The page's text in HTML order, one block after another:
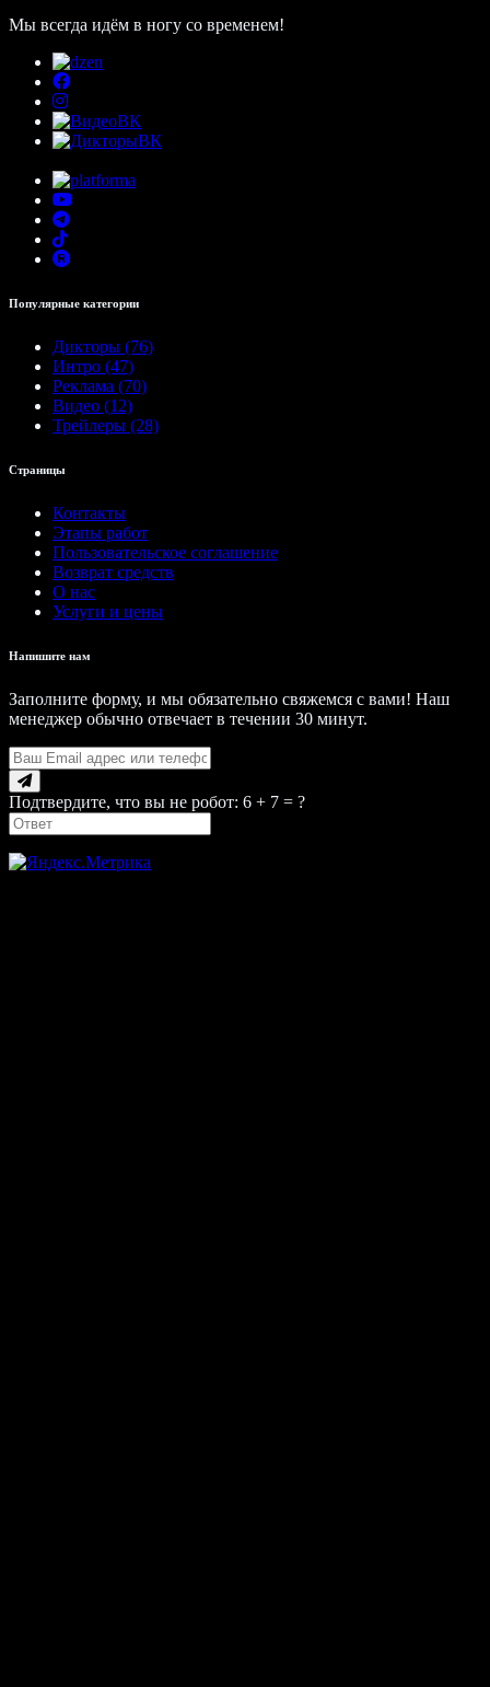
Мы всегда идём в ногу со временем!
Популярные категории
Дикторы (76)
Интро (47)
Реклама (70)
Видео (12)
Трейлеры (28)
Страницы
Контакты
Этапы работ
Пользовательское соглашение
Возврат средств
О нас
Услуги и цены
Напишите нам
Заполните форму, и мы обязательно свяжемся с вами! Наш
менеджер обычно отвечает в течении 30 минут.
Подтвердите, что вы не робот: 6 + 7 = ?